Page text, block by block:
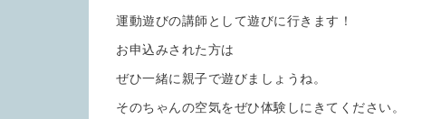
運動遊びの講師として遊びに行きます！
お申込みされた方は
ぜひ一緒に親子で遊びましょうね。
そのちゃんの空気をぜひ体験しにきてください。